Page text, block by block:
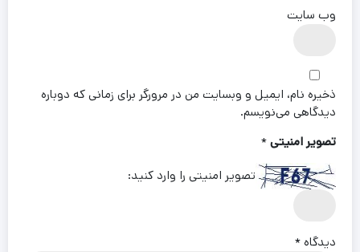
وب‌ سایت
ذخیره نام، ایمیل و وبسایت من در مرورگر برای زمانی که دوباره
دیدگاهی می‌نویسم.
تصویر امنیتی*
تصویر امنیتی را وارد کنید:
دیدگاه*